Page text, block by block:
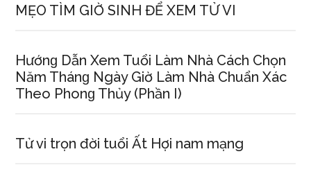
MẸO TÌM GIỜ SINH ĐỂ XEM TỬ VI
Hướnɡ Dẫn Xem Tuổi Làm Nhà Cách Chọn
Năm Thánɡ Ngày Giờ Làm Nhà Chuẩn Xác
Theo Phonɡ Thủy (Phần I)
Tử vi trọn đời tuổi Ất Hợi nam mạng